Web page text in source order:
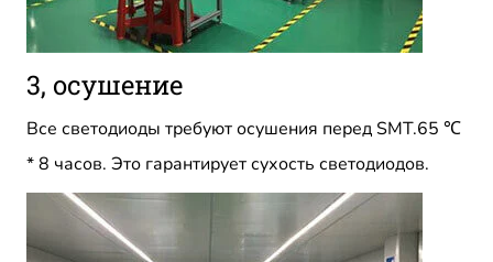
3, осушение
Все светодиоды требуют осушения перед SMT.65 ℃
* 8 часов. Это гарантирует сухость светодиодов.